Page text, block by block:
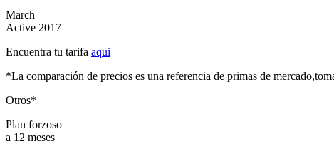
March
Active 2017
Encuentra tu tarifa aqui
*La comparación de precios es una referencia de primas de
Otros*
Plan forzoso
a 12 meses